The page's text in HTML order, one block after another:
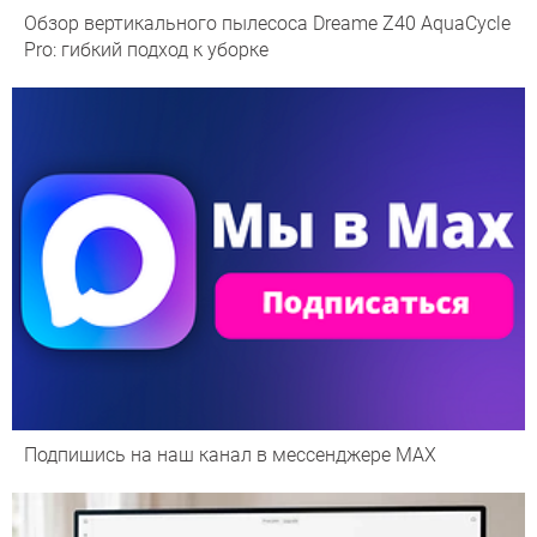
Обзор вертикального пылесоса Dreame Z40 AquaCycle
Pro: гибкий подход к уборке
Подпишись на наш канал в мессенджере МАХ